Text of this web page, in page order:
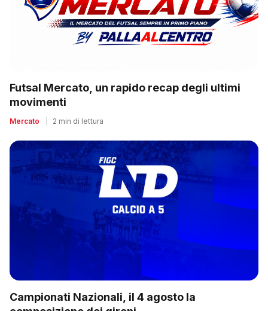
Futsal Mercato, un rapido recap degli ultimi
movimenti
Mercato 2 min di lettura
Campionati Nazionali, il 4 agosto la